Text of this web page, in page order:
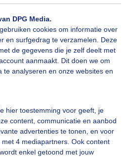
DPG Media.
cookies om informatie over
en surfgedrag te verzamelen. Deze
de gegevens die je zelf deelt met
aanmaakt. Dit doen we om
te analyseren en onze websites en
hier toestemming voor geeft, je
content, communicatie en aanbod
advertenties te tonen, en voor
4 mediapartners. Ook content
enkel getoond met jouw
geduld aub...